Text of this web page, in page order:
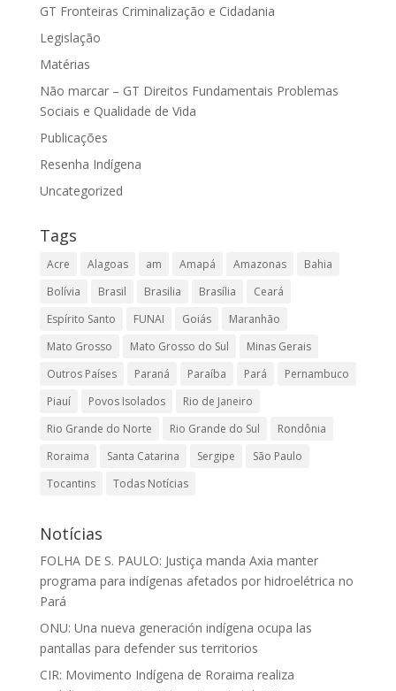
GT Fronteiras Criminalização e Cidadania
Legislação
Matérias
Não marcar – GT Direitos Fundamentais Problemas
Sociais e Qualidade de Vida
Publicações
Resenha Indígena
Uncategorized
Tags
Acre Alagoas am Amapá Amazonas
Bahia
Bolívia
Brasil Brasilia Brasília
Ceará
Espírito Santo
FUNAI Goiás
Maranhão
Mato Grosso
Mato Grosso do Sul
Minas Gerais
Outros Países
Paraná Paraíba Pará
Pernambuco
Piauí
Povos Isolados
Rio de Janeiro
Rio Grande do Norte
Rio Grande do Sul
Rondônia
Roraima
Santa Catarina Sergipe
São Paulo
Tocantins
Todas Notícias
Notícias
FOLHA DE S. PAULO: Justiça manda Axia manter
programa para indígenas afetados por hidroelétrica no
Pará
ONU: Una nueva generación indígena ocupa las
pantallas para defender sus territorios
CIR: Movimento Indígena de Roraima realiza